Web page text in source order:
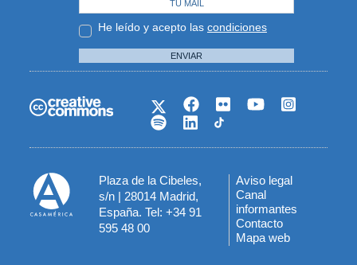
He leído y acepto las condiciones
ENVIAR
Plaza de la Cibeles,
s/n | 28014 Madrid,
España. Tel: +34 91
595 48 00
Menú
del
pie
Aviso legal
Canal
informantes
Contacto
Mapa web